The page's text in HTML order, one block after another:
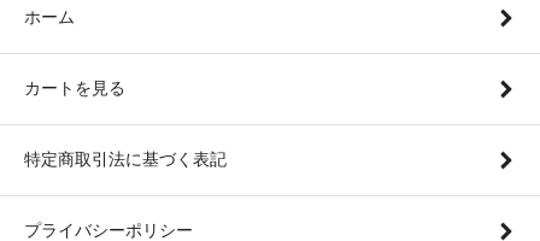
ホーム
カートを見る
特定商取引法に基づく表記
プライバシーポリシー